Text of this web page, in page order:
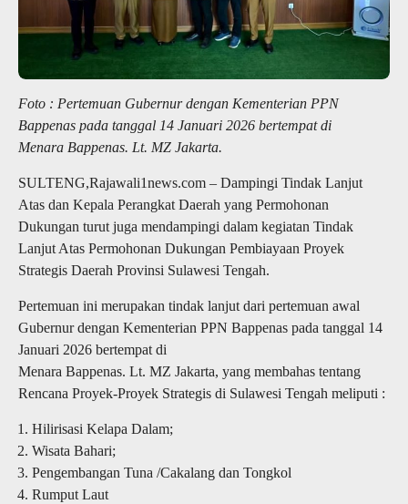
Foto : Pertemuan Gubernur dengan Kementerian PPN
Bappenas pada tanggal 14 Januari 2026 bertempat di
Menara Bappenas. Lt. MZ Jakarta.
SULTENG,Rajawali1news.com – Dampingi Tindak Lanjut
Atas dan Kepala Perangkat Daerah yang Permohonan
Dukungan turut juga mendampingi dalam kegiatan Tindak
Lanjut Atas Permohonan Dukungan Pembiayaan Proyek
Strategis Daerah Provinsi Sulawesi Tengah.
Pertemuan ini merupakan tindak lanjut dari pertemuan awal
Gubernur dengan Kementerian PPN Bappenas pada tanggal 14
Januari 2026 bertempat di
Menara Bappenas. Lt. MZ Jakarta, yang membahas tentang
Rencana Proyek-Proyek Strategis di Sulawesi Tengah meliputi :
Hilirisasi Kelapa Dalam;
Wisata Bahari;
Pengembangan Tuna /Cakalang dan Tongkol
Rumput Laut